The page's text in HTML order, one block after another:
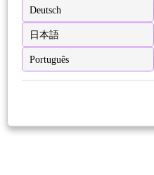
Deutsch
日本語
Português